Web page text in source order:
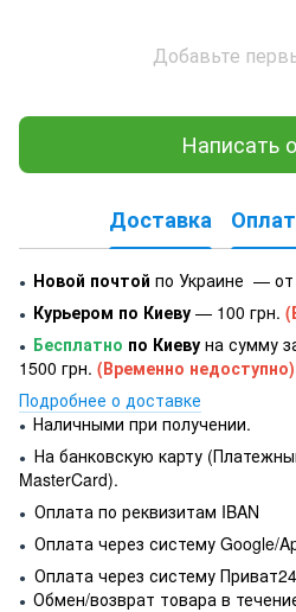
Добавьте
Написать
Доставка
● Новой почтой по Украине — от
● Курьером по Киеву — 100 грн.
● Бесплатно по Киеву на сумму
1500 грн. (Временно недоступно)
Подробнее о доставке
● Наличными при получении.
● На банковскую карту
MasterCard).
● Оплата по реквизитам IBAN
● Оплата через систему Google/
● Оплата через систему Приват24
● Обмен/возврат товара в